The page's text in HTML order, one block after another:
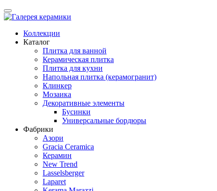
Коллекции
Каталог
Плитка для ванной
Керамическая плитка
Плитка для кухни
Напольная плитка (керамогранит)
Клинкер
Мозаика
Декоративные элементы
Бусинки
Универсальные бордюры
Фабрики
Азори
Gracia Ceramica
Керамин
New Trend
Lasselsberger
Laparet